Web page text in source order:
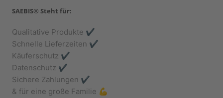
SAEBIS® Steht für:
Qualitative Produkte ✔️
Schnelle Lieferzeiten ✔️
Käuferschutz ✔️
Datenschutz ✔️
Sichere Zahlungen ✔️
& für eine große Familie 💪